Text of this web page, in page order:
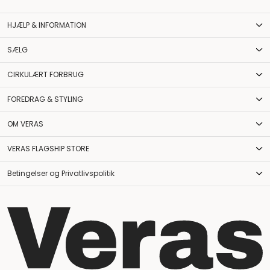
HJÆLP & INFORMATION
SÆLG
CIRKULÆRT FORBRUG
FOREDRAG & STYLING
OM VERAS
VERAS FLAGSHIP STORE
Betingelser og Privatlivspolitik